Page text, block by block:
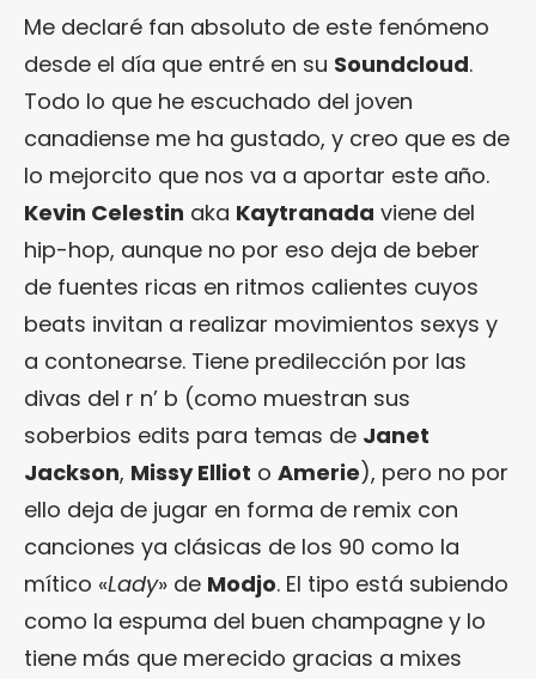
Me declaré fan absoluto de este fenómeno
desde el día que entré en su Soundcloud.
Todo lo que he escuchado del joven
canadiense me ha gustado, y creo que es de
lo mejorcito que nos va a aportar este año.
Kevin Celestin aka Kaytranada viene del
hip-hop, aunque no por eso deja de beber
de fuentes ricas en ritmos calientes cuyos
beats invitan a realizar movimientos sexys y
a contonearse. Tiene predilección por las
divas del r n’ b (como muestran sus
soberbios edits para temas de Janet
Jackson, Missy Elliot o Amerie), pero no por
ello deja de jugar en forma de remix con
canciones ya clásicas de los 90 como la
mítico «Lady» de Modjo. El tipo está subiendo
como la espuma del buen champagne y lo
tiene más que merecido gracias a mixes